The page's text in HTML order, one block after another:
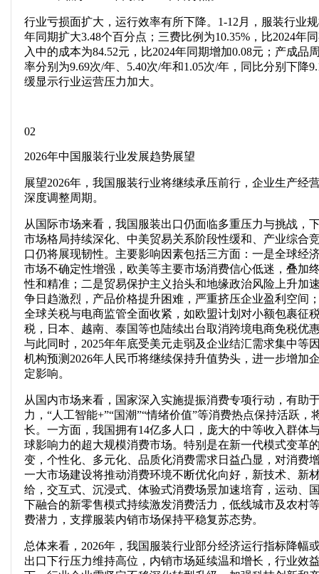
行业亏损面扩大，运行效率有所下降。1-12月，服装行业
年同期扩大3.48个百分点；三费比例为10.35%，比2024年
入中的成本为84.52元，比2024年同期增加0.08元；产成
率分别为9.69次/年、5.40次/年和1.05次/年，同比分别下降
缓显示行业运营压力加大。
02
2026年中国服装行业发展趋势展望
展望2026年，我国服装行业将继续承压前行，企业生产经
深度调整周期。
从国际市场来看，我国服装出口仍面临多重压力与挑战，
市场格局持续深化、中美贸易关系阶段性缓和、产业综合
口仍将展现韧性。主要影响因素包括三方面：一是全球经
市场不确定性增强，欧美等主要市场消费信心低迷，叠加
性和精准；二是贸易保护主义抬头和地缘政治风险上升加
争日趋激烈，产品价格提升困难，严重挤压企业盈利空间
全球关税与电商监管全面收紧，如欧盟计划对小额包裹征
税，日本、越南、泰国等也陆续出台取消跨境电商免税优
与此同时，2025年年底受美元走弱及企业结汇需求集中等
机构预测2026年人民币将继续保持升值势头，进一步增加
定影响。
从国内市场来看，国家深入实施提振消费专项行动，有助
力，“人工智能+”“国潮”“情绪价值”等消费热点保持活跃
长。一方面，我国拥有14亿多人口，庞大的中等收入群体
球影响力的超大规模消费市场。特别是在新一代模式变革
变，个性化、多元化、品质化消费需求日益凸显，对消费
一大市场建设将推动消费环境不断优化向好，新技术、新
给，交互式、沉浸式、体验式消费场景加速培育，运动、
下融合的新零售模式持续激发消费活力，低线城市及农村
费潜力，支撑服装内销市场保持平稳复苏态势。
总体来看，2026年，我国服装行业部分经济运行指标降幅
出口下行压力维持高位，内销市场延续温和增长，行业效